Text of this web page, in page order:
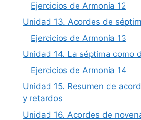
Ejercicios de Armonía 12
Unidad 13. Acordes de
Ejercicios de Armonía 13
Unidad 14. La séptima como
Ejercicios de Armonía 14
Unidad 15. Resumen de
y retardos
Unidad 16. Acordes de